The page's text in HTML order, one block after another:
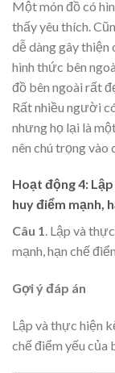
Một món đồ có
thấy yêu thích.
dễ dàng gây thiện
hình thức bên
đồ bên ngoài rất
Rất nhiều người
nhưng họ lại là
nên chú trọng vào
Hoạt động 4:
huy điểm mạnh,
Câu 1. Lập và
mạnh, hạn chế
Gợi ý đáp án
Lập và thực hiện
chế điểm yếu của